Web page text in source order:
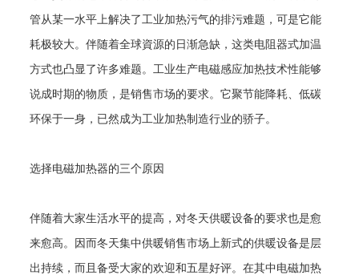
管从某一水平上解决了工业加热污气的排污难题，可是它能
耗极较大。伴随着全球資源的日渐急缺，这类电阻器式加温
方式也凸显了许多难题。工业生产电磁感应加热技术性能够
说成时期的物质，是销售市场的要求。它聚节能降耗、低碳
环保于一身，已然成为工业加热制造行业的骄子。
选择电磁加热器的三个原因
伴随着大家生活水平的提高，对冬天供暖设备的要求也是愈
来愈高。因而冬天集中供暖销售市场上新式的供暖设备是层
出持续，而且备受大家的欢迎和五星好评。在其中电磁加热